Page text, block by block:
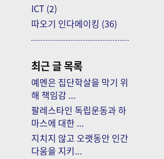
ICT(2)
따오기 인다메이킹 (36)
최근 글 목록
예멘은 집단학살을 막기 위
해 책임감 ...
팔레스타인 독립운동과 하
마스에 대한 ...
지치지 않고 오랫동안 인간
다움을 지키...